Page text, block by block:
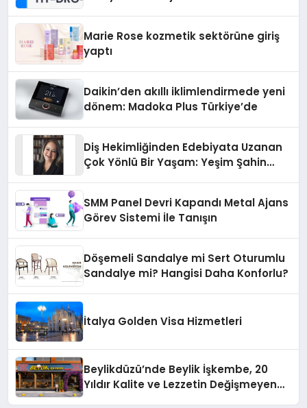
Marie Rose kozmetik sektörüne giriş
yaptı
Daikin’den akıllı iklimlendirmede yeni
dönem: Madoka Plus Türkiye’de
Diş Hekimliğinden Edebiyata Uzanan
Çok Yönlü Bir Yaşam: Yeşim Şahin
SMM Panel Devri Kapandı Metal Ajans
Görev Sistemi İle Tanışın
Döşemeli Sandalye mi Sert Oturumlu
Sandalye mi? Hangisi Daha Konforlu?
İtalya Golden Visa Hizmetleri
Beylikdüzü’nde Beylik İşkembe, 20
Yıldır Kalite ve Lezzetin Değişmeyen